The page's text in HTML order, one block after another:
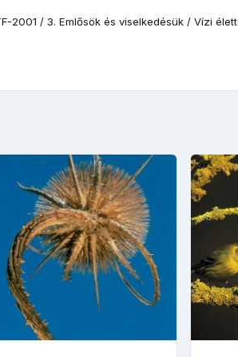
2001 / 3. Emlősök és viselkedésük/ Vízi